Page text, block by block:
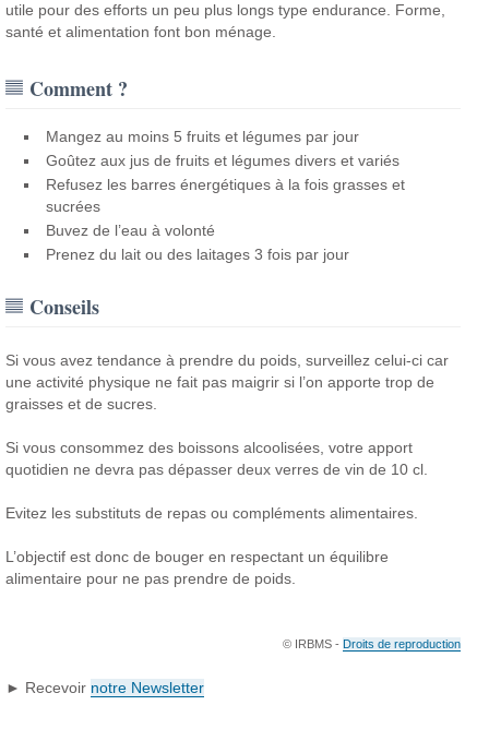
utile pour des efforts un peu plus longs type endurance. Forme,
santé et alimentation font bon ménage.
Comment ?
Mangez au moins 5 fruits et légumes par jour
Goûtez aux jus de fruits et légumes divers et variés
Refusez les barres énergétiques à la fois grasses et
sucrées
Buvez de l’eau à volonté
Prenez du lait ou des laitages 3 fois par jour
Conseils
Si vous avez tendance à prendre du poids, surveillez celui-ci car
une activité physique ne fait pas maigrir si l’on apporte trop de
graisses et de sucres.
Si vous consommez des boissons alcoolisées, votre apport
quotidien ne devra pas dépasser deux verres de vin de 10 cl.
Evitez les substituts de repas ou compléments alimentaires.
L’objectif est donc de bouger en respectant un équilibre
alimentaire pour ne pas prendre de poids.
© IRBMS - Droits de reproduction
► Recevoir notre Newsletter